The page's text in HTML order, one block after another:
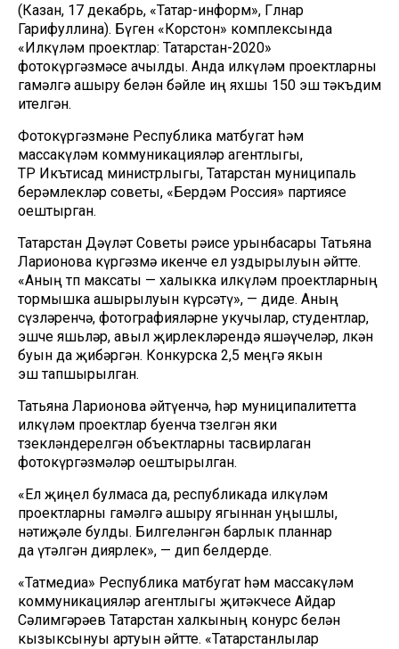
(Казан, 17 декабрь, «Татар-информ», Гөлнар
Гарифуллина). Бүген «Корстон» комплексында
«Илкүләм проектлар: Татарстан-2020»
фотокүргәзмәсе ачылды. Анда илкүләм проектларны
гамәлгә ашыру белән бәйле иң яхшы 150 эш тәкъдим
ителгән.
Фотокүргәзмәне Республика матбугат һәм
массакүләм коммуникацияләр агентлыгы,
ТР Икътисад министрлыгы, Татарстан муниципаль
берәмлекләр советы, «Бердәм Россия» партиясе
оештырган.
Татарстан Дәүләт Советы рәисе урынбасары Татьяна
Ларионова күргәзмә икенче ел уздырылуын әйтте.
«Аның төп максаты — халыкка илкүләм проектларның
тормышка ашырылуын күрсәтү», — диде. Аның
сүзләренчә, фотографияләрне укучылар, студентлар,
эшче яшьләр, авыл җирлекләрендә яшәүчеләр, өлкән
буын да җибәргән. Конкурска 2,5 меңгә якын
эш тапшырылган.
Татьяна Ларионова әйтүенчә, һәр муниципалитетта
илкүләм проектлар буенча төзелгән яки
төзекләндерелгән объектларны тасвирлаган
фотокүргәзмәләр оештырылган.
«Ел җиңел булмаса да, республикада илкүләм
проектларны гамәлгә ашыру ягыннан уңышлы,
нәтиҗәле булды. Билгеләнгән барлык планнар
да үтәлгән диярлек», — дип белдерде.
«Татмедиа» Республика матбугат һәм массакүләм
коммуникацияләр агентлыгы җитәкчесе Айдар
Сәлимгәрәев Татарстан халкының конурс белән
кызыксынуы артуын әйтте. «Татарстанлылар